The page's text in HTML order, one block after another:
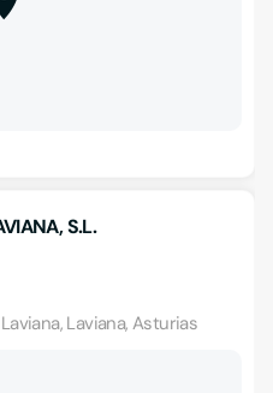
S.L.
Laviana, Asturias